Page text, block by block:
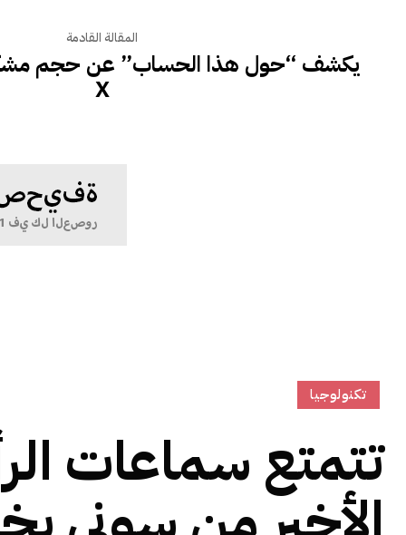
المقالة القادمة
يكشف “حول هذا الحساب” عن حجم مشكلة
X